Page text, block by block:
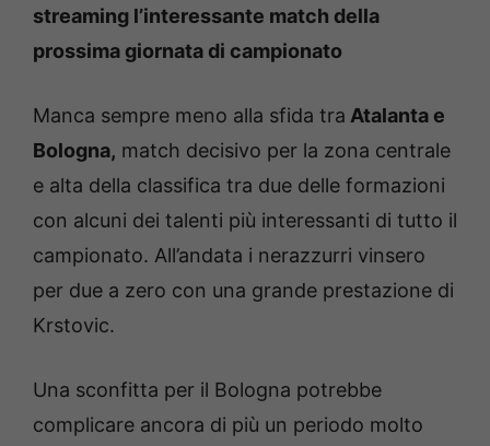
streaming l’interessante match della
prossima giornata di campionato
Manca sempre meno alla sfida tra Atalanta e
Bologna, match decisivo per la zona centrale
e alta della classifica tra due delle formazioni
con alcuni dei talenti più interessanti di tutto il
campionato. All’andata i nerazzurri vinsero
per due a zero con una grande prestazione di
Krstovic.
Una sconfitta per il Bologna potrebbe
complicare ancora di più un periodo molto